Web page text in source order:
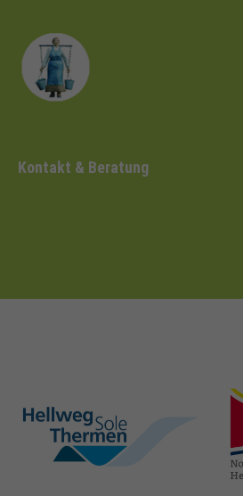
Kontakt & Beratung
hellweg-sole-
thermen.de